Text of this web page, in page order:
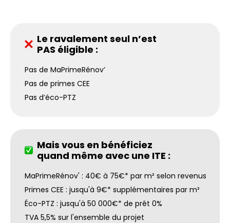
Le ravalement seul n’est
PAS éligible :
Pas de MaPrimeRénov’
Pas de primes CEE
Pas d’éco-PTZ
Mais vous en bénéficiez
quand même avec une ITE :
MaPrimeRénov' : 40€ à 75€* par m² selon revenus
Primes CEE : jusqu'à 9€* supplémentaires par m²
Éco-PTZ : jusqu'à 50 000€* de prêt 0%
TVA 5,5% sur l'ensemble du projet